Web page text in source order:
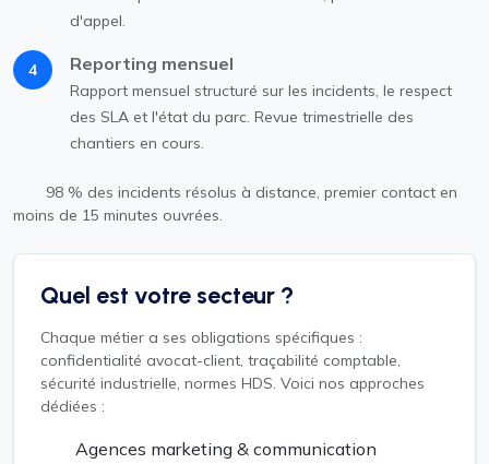
d'appel.
4 Reporting mensuel
Rapport mensuel structuré sur les incidents, le respect
des SLA et l'état du parc. Revue trimestrielle des
chantiers en cours.
98 % des incidents résolus à distance, premier contact en
moins de 15 minutes ouvrées.
Quel est votre secteur ?
Chaque métier a ses obligations spécifiques :
confidentialité avocat-client, traçabilité comptable,
sécurité industrielle, normes HDS. Voici nos approches
dédiées :
Agences marketing & communication